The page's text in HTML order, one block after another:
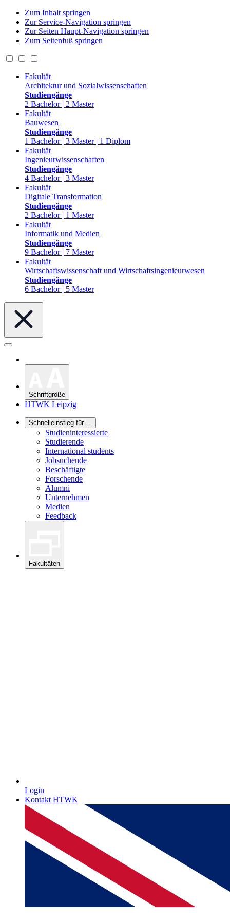
Zum Inhalt springen
Zur Service-Navigation springen
Zur Seiten Haupt-Navigation springen
Zum Seitenfuß springen
Fakultät
Architektur und Sozialwissenschaften
Studiengänge
2 Bachelor | 2 Master
Fakultät
Bauwesen
Studiengänge
1 Bachelor | 3 Master | 1 Diplom
Fakultät
Ingenieurwissenschaften
Studiengänge
4 Bachelor | 3 Master
Fakultät
Digitale Transformation
Studiengänge
2 Bachelor | 1 Master
Fakultät
Informatik und Medien
Studiengänge
9 Bachelor | 7 Master
Fakultät
Wirtschaftswissenschaft und Wirtschaftsingenieurwesen
Studiengänge
6 Bachelor | 5 Master
Schriftgröße
HTWK Leipzig
Schnelleinstieg für ...
Studieninteressierte
Studierende
International students
Jobsuchende
Beschäftigte
Forschende
Alumni
Unternehmen
Medien
Feedback
Fakultäten
Login
Kontakt HTWK